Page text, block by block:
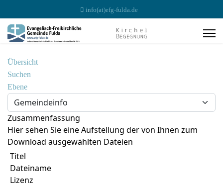
info(at)efg-fulda.de
Übersicht
Suchen
Ebene
Zusammenfassung
Hier sehen Sie eine Aufstellung der von Ihnen zum
Download ausgewählten Dateien
Titel
Dateiname
Lizenz